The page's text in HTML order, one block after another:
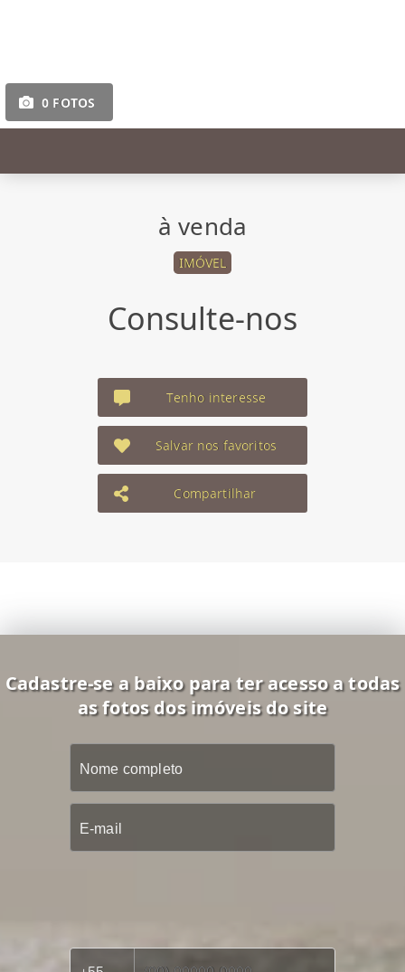
0 FOTOS
à venda
IMÓVEL
Consulte-nos
Tenho interesse
Salvar nos favoritos
Compartilhar
Cadastre-se a baixo para ter acesso a todas
as fotos dos imóveis do site